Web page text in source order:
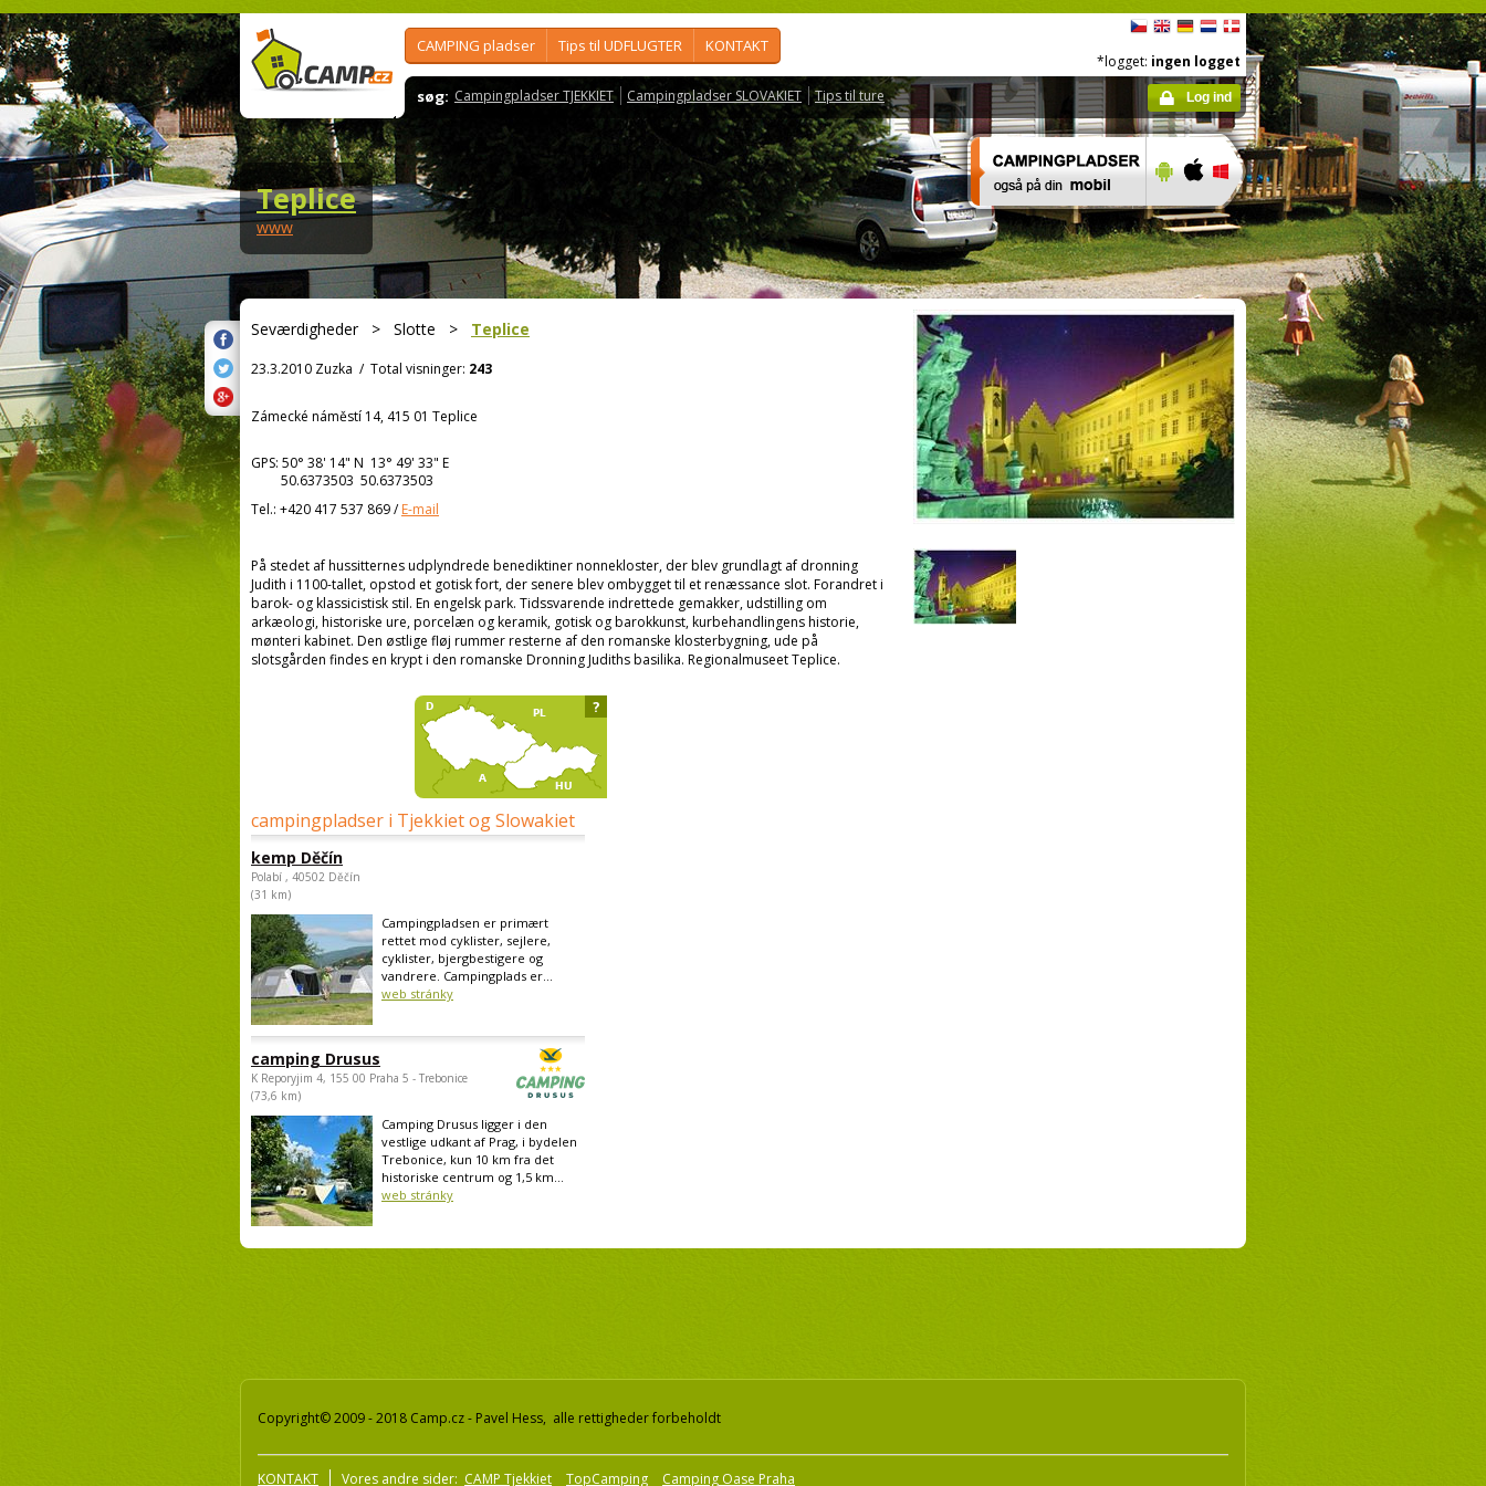
CAMPING pladser Tips til UDFLUGTER KONTAKT
søg: Campingpladser TJEKKIET Campingpladser SLOVAKIET Tips til ture
*logget: ingen logget
Log ind
Teplice
www
Seværdigheder> Slotte > Teplice
23.3.2010 Zuzka / Total visninger: 243
Zámecké náměstí 14, 415 01 Teplice
GPS: 50° 38' 14" N 13° 49' 33" E
50.6373503 50.6373503
Tel.: +420 417 537 869/E-mail
På stedet af hussitternes udplyndrede benediktiner nonnekloster, der blev grundlagt af dronning
Judith i 1100-tallet, opstod et gotisk fort, der senere blev ombygget til et renæssance slot. Forandret i
barok- og klassicistisk stil. En engelsk park. Tidssvarende indrettede gemakker, udstilling om
arkæologi, historiske ure, porcelæn og keramik, gotisk og barokkunst, kurbehandlingens historie,
mønteri kabinet. Den østlige fløj rummer resterne af den romanske klosterbygning, ude på
slotsgården findes en krypt i den romanske Dronning Judiths basilika. Regionalmuseet Teplice.
campingpladser i Tjekkiet og Slowakiet
kemp Děčín
Polabí , 40502 Děčín
(31 km)
Campingpladsen er primært
rettet mod cyklister, sejlere,
cyklister, bjergbestigere og
vandrere. Campingplads er...
web stránky
camping Drusus
K Reporyjim 4, 155 00 Praha 5 - Trebonice
(73,6 km)
Camping Drusus ligger i den
vestlige udkant af Prag, i bydelen
Trebonice, kun 10 km fra det
historiske centrum og 1,5 km...
web stránky
?
Copyright© 2009 - 2018 Camp.cz - Pavel Hess, alle rettigheder forbeholdt
KONTAKT Vores andre sider: CAMP Tjekkiet TopCamping Camping Oase Praha